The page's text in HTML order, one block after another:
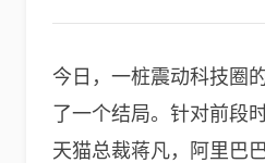
今日，一桩震动科技圈
了一个结局。针对前段
天猫总裁蒋凡，阿里巴